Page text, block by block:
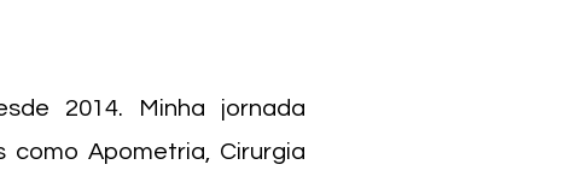
2014. Minha jornada
como Apometria, Cirurgia